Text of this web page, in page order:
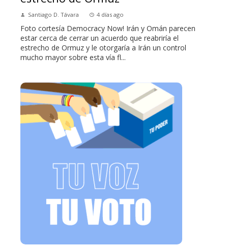
Santiago D. Távara 4 días ago
Foto cortesía Democracy Now! Irán y Omán parecen
estar cerca de cerrar un acuerdo que reabriría el
estrecho de Ormuz y le otorgaría a Irán un control
mucho mayor sobre esta vía fl...